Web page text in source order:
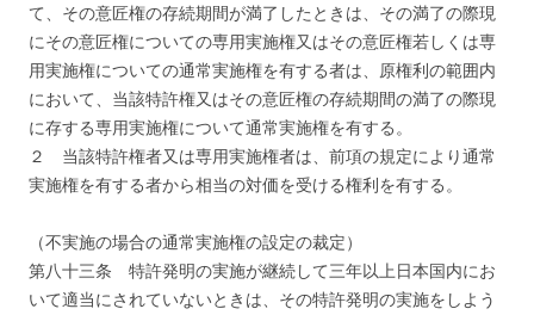
て、その意匠権の存続期間が満了したときは、その満了の際現
にその意匠権についての専用実施権又はその意匠権若しくは専
用実施権についての通常実施権を有する者は、原権利の範囲内
において、当該特許権又はその意匠権の存続期間の満了の際現
に存する専用実施権について通常実施権を有する。
２ 当該特許権者又は専用実施権者は、前項の規定により通常
実施権を有する者から相当の対価を受ける権利を有する。
（不実施の場合の通常実施権の設定の裁定）
第八十三条 特許発明の実施が継続して三年以上日本国内にお
いて適当にされていないときは、その特許発明の実施をしよう